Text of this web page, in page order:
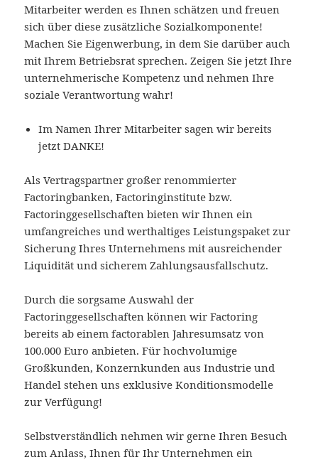
Mitarbeiter werden es Ihnen schätzen und freuen
sich über diese zusätzliche Sozialkomponente!
Machen Sie Eigenwerbung, in dem Sie darüber auch
mit Ihrem Betriebsrat sprechen. Zeigen Sie jetzt Ihre
unternehmerische Kompetenz und nehmen Ihre
soziale Verantwortung wahr!
Im Namen Ihrer Mitarbeiter sagen wir bereits
jetzt DANKE!
Als Vertragspartner großer renommierter
Factoringbanken, Factoringinstitute bzw.
Factoringgesellschaften bieten wir Ihnen ein
umfangreiches und werthaltiges Leistungspaket zur
Sicherung Ihres Unternehmens mit ausreichender
Liquidität und sicherem Zahlungsausfallschutz.
Durch die sorgsame Auswahl der
Factoringgesellschaften können wir Factoring
bereits ab einem factorablen Jahresumsatz von
100.000 Euro anbieten. Für hochvolumige
Großkunden, Konzernkunden aus Industrie und
Handel stehen uns exklusive Konditionsmodelle
zur Verfügung!
Selbstverständlich nehmen wir gerne Ihren Besuch
zum Anlass, Ihnen für Ihr Unternehmen ein